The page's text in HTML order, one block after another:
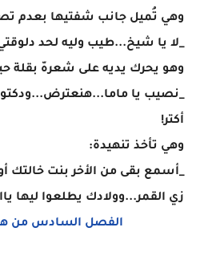
وهي تُميل جانب شفتيها بعدم
_لا يا شيخ...طيب وليه لحد
وهو يحرك يديه على شعرهّ بقلة
_نصيب يا
أكتر!
وهي تأخذ تنهيدة:
_أسمع بقى من الأخر بنت خالتك
زي القمر...وولادك يطلعوا ليها
الفصل السادس من